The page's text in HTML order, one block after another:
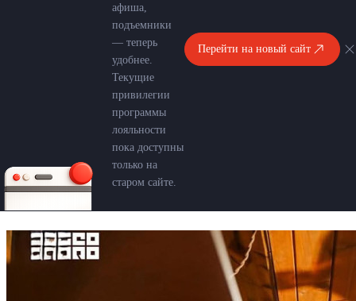
афиша,
подъемники
— теперь
удобнее.
Текущие
привилегии
программы
лояльности
пока доступны
только на
старом сайте.
Перейти на новый сайт